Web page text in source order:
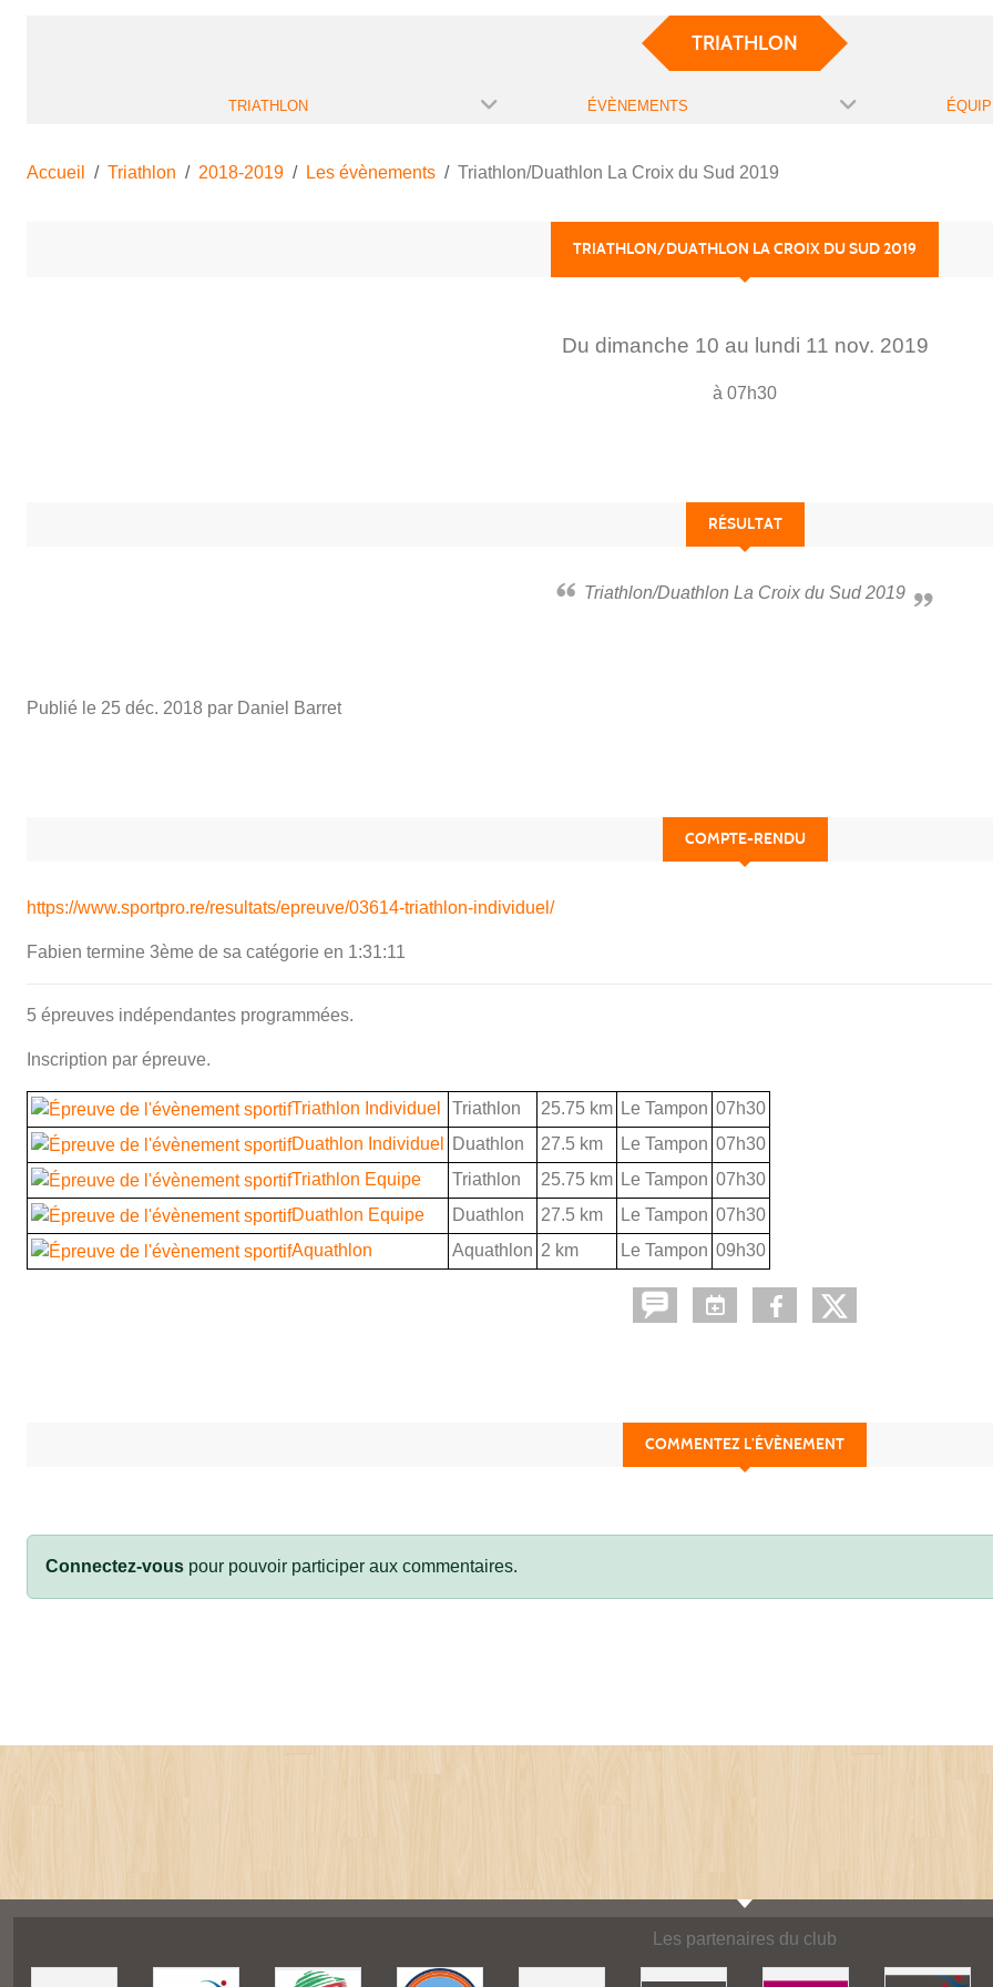
TRIATHLON
TRIATHLON ÉVÈNEMENTS
Accueil Triathlon 2018-2019 Les évènements Triathlon/Duathlon La Croix du Sud 2019
TRIATHLON/DUATHLON LA CROIX DU SUD 2019
Du dimanche 10 au lundi 11 nov. 2019
à 07h30
RÉSULTAT
Triathlon/Duathlon La Croix du Sud 2019
Publié le 25 déc. 2018 par Daniel Barret
COMPTE-RENDU
https://www.sportpro.re/resultats/epreuve/03614-triathlon-individuel/
Fabien termine 3ème de sa catégorie en 1:31:11
5 épreuves indépendantes programmées.
Inscription par épreuve.
Triathlon Individuel Triathlon 25.75 km Le Tampon 07h30
Duathlon Individuel
Duathlon 27.5 km Le Tampon 07h30
Triathlon Equipe
Triathlon 25.75 km Le Tampon 07h30
Duathlon Equipe
Duathlon 27.5 km Le Tampon 07h30
Aquathlon
Aquathlon 2 km Le Tampon 09h30
COMMENTEZ L’ÉVÈNEMENT
Connectez-vous pour pouvoir participer aux commentaires.
Les partenaires du club